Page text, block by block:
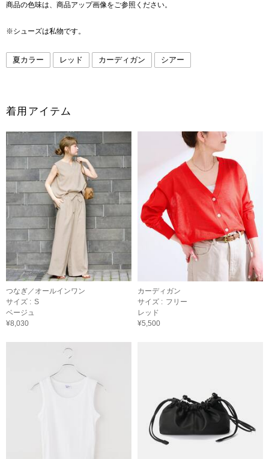
商品の色味は、商品アップ画像をご参照ください。
※シューズは私物です。
夏カラー レッド カーディガン シアー
着用アイテム
つなぎ／オールインワン
サイズ : S
ベージュ
¥8,030
カーディガン
サイズ : フリー
レッド
¥5,500